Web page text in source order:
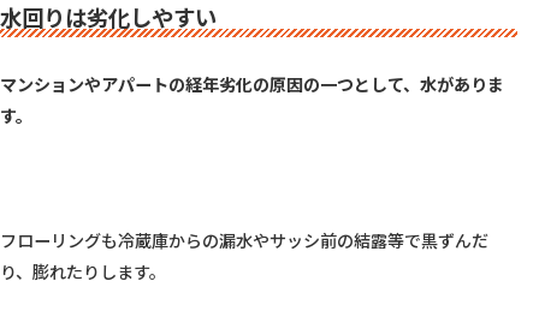
水回りは劣化しやすい
マンションやアパートの経年劣化の原因の一つとして、水がありま
す。
フローリングも冷蔵庫からの漏水やサッシ前の結露等で黒ずんだ
り、膨れたりします。